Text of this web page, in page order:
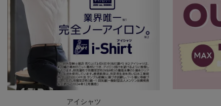
アイシャツ